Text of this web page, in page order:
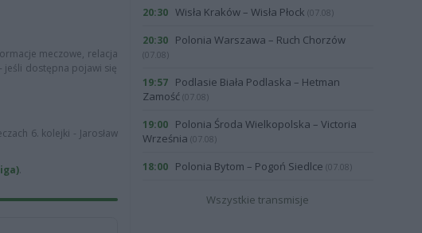
meczowe, relacja
jeśli dostępna pojawi się
6. kolejki - Jarosław
.
20:30 Wisła Kraków – Wisła Płock (07.08)
20:30 Polonia Warszawa – Ruch Chorzów
(07.08)
19:57
Podlasie Biała Podlaska – Hetman
Zamość (07.08)
19:00
Polonia Środa Wielkopolska – Victoria
Września (07.08)
18:00 Polonia Bytom – Pogoń Siedlce (07.08)
Wszystkie transmisje